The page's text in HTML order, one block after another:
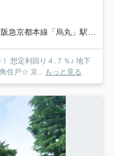
阪急京都本線「烏丸」駅 徒歩5分
想定利回り４.７％♪ 地下
住戸☆ 京... もっと見る